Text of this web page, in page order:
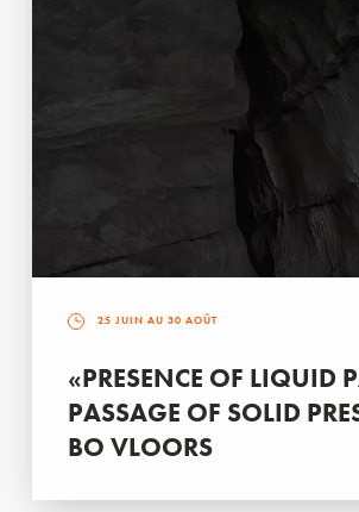
25 JUIN AU 30 AOÛT
«PRESENCE OF LIQUID
PASSAGE OF SOLID
BO VLOORS